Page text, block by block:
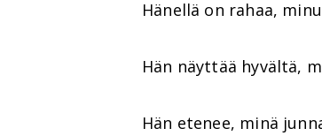
Hänellä on rahaa,
Hän näyttää hyvältä,
Hän etenee, minä